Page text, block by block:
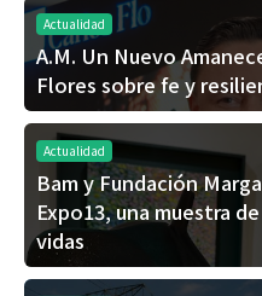
Actualidad
A.M. Un Nuevo
Flores sobre fe y
Actualidad
Bam y Fundación
Expo13, una muestra
vidas